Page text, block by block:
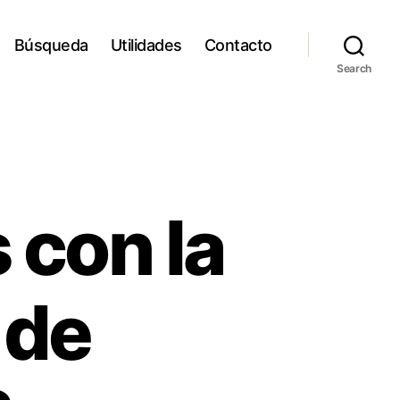
Búsqueda Utilidades Contacto
Search
con la